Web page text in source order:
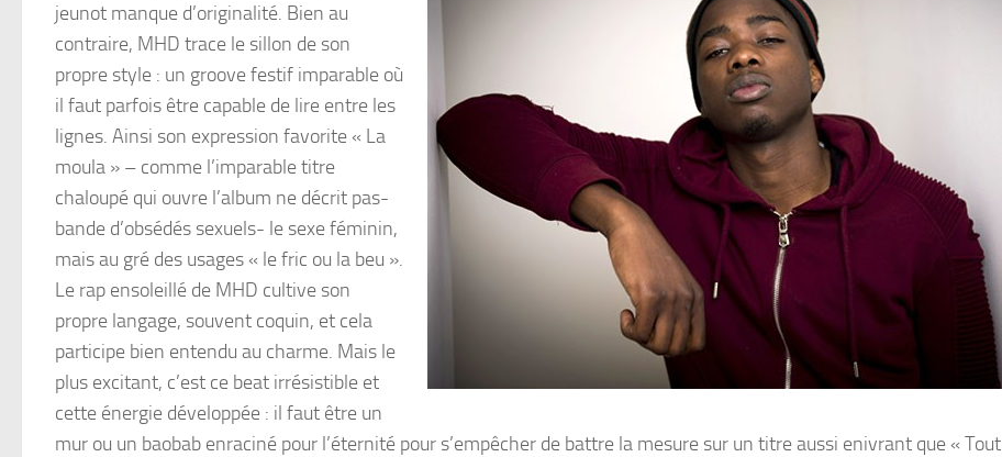
jeunot manque d’originalité. Bien au
contraire, MHD trace le sillon de son
propre style : un groove festif imparable où
il faut parfois être capable de lire entre les
lignes. Ainsi son expression favorite « La
moula » – comme l’imparable titre
chaloupé qui ouvre l’album ne décrit pas-
bande d’obsédés sexuels- le sexe féminin,
mais au gré des usages « le fric ou la beu ».
Le rap ensoleillé de MHD cultive son
propre langage, souvent coquin, et cela
participe bien entendu au charme. Mais le
plus excitant, c’est ce beat irrésistible et
cette énergie développée : il faut être un
mur ou un baobab enraciné pour l’éternité pour s’empêcher de battre la mesure sur un titre aussi enivrant que « Tout